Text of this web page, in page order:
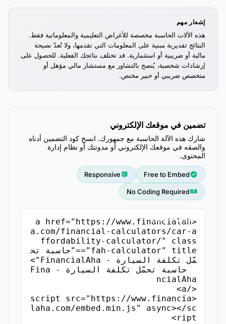
إشعار مهم
هذه الآلات الحاسبة مخصصة للأغراض التعليمية والمعلوماتية فقط.
النتائج تقديرية مبنية على المعلومات التي تقدمها، ولا تُعدّ نصيحة
مالية أو ضريبية أو استثمارية. قد تختلف نتائجك الفعلية. للحصول على
إرشادات شخصية، يُنصح بالتشاور مع مستشار مالي مؤهل أو
متخصص ضريبي أو خبير مختص.
تضمين في موقعك الإلكتروني
شارك هذه الآلة الحاسبة مع جمهورك. انسخ كود التضمين أدناه
والصقه في موقعك الإلكتروني أو مدونتك أو نظام إدارة
المحتوى.
Free to Embed
Responsive
No Coding Required
<a href="https://www.financialah
a.com/financial-calculators/car-a
ffordability-calculator/" class
="fah-calculator" title="حاسبة تح
  حاسبة تحمّل تكلفة السيارة - Fina
<script src="https://www.financia
laha.com/embed.min.js" async></sc
ript>
نسخ كود التضمين